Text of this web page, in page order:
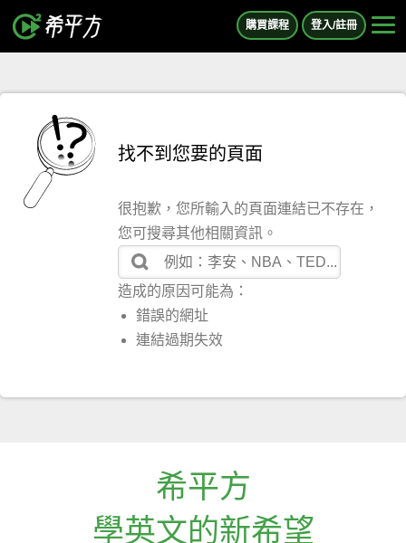
購買課程 登入/註冊
找不到您要的頁面
很抱歉，您所輸入的頁面連結已不存在，
您可搜尋其他相關資訊。
造成的原因可能為：
錯誤的網址
連結過期失效
希平方
學英文的新希望